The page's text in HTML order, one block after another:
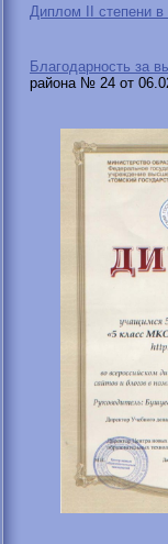
Диплом II степени в
Благодарность за
района № 24 от